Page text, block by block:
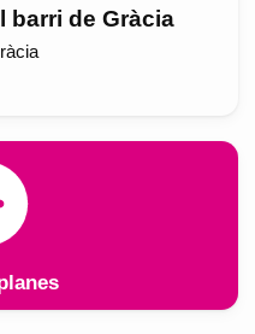
barri de Gràcia